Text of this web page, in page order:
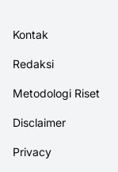
Kontak
Redaksi
Metodologi Riset
Disclaimer
Privacy